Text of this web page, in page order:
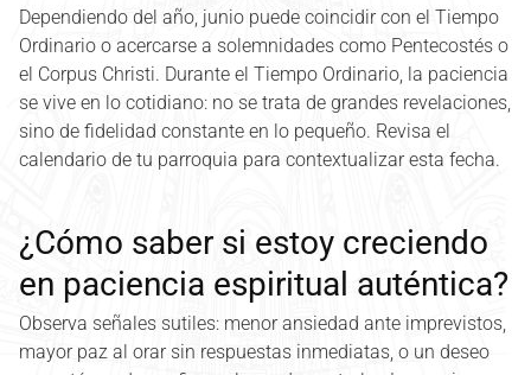
Dependiendo del año, junio puede coincidir con el Tiempo
Ordinario o acercarse a solemnidades como Pentecostés o
el Corpus Christi. Durante el Tiempo Ordinario, la paciencia
se vive en lo cotidiano: no se trata de grandes revelaciones,
sino de fidelidad constante en lo pequeño. Revisa el
calendario de tu parroquia para contextualizar esta fecha.
¿Cómo saber si estoy creciendo
en paciencia espiritual auténtica?
Observa señales sutiles: menor ansiedad ante imprevistos,
mayor paz al orar sin respuestas inmediatas, o un deseo